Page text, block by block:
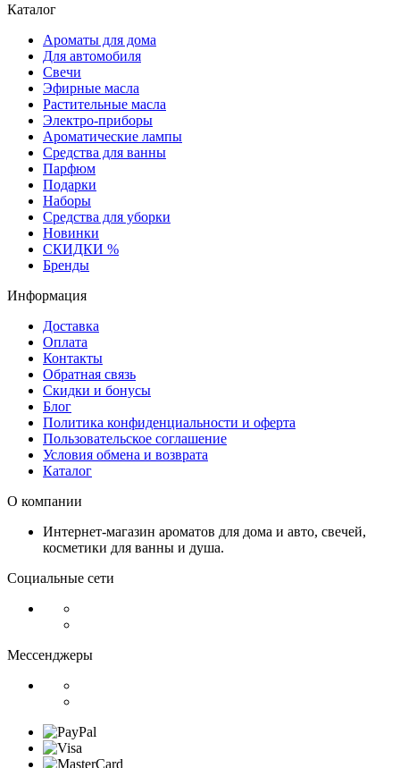
Каталог
Ароматы для дома
Для автомобиля
Свечи
Эфирные масла
Растительные масла
Электро-приборы
Ароматические лампы
Средства для ванны
Парфюм
Подарки
Наборы
Средства для уборки
Новинки
СКИДКИ %
Бренды
Информация
Доставка
Оплата
Контакты
Обратная связь
Скидки и бонусы
Блог
Политика конфиденциальности и оферта
Пользовательское соглашение
Условия обмена и возврата
Каталог
О компании
Интернет-магазин ароматов для дома и авто, свечей,
косметики для ванны и душа.
Социальные сети
Мессенджеры